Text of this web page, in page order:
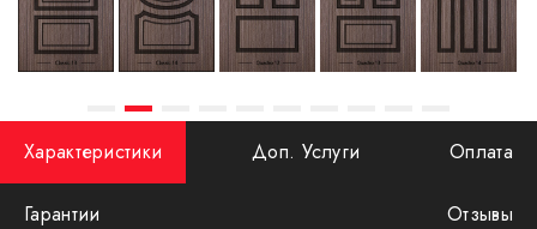
Характеристики Доп. Услуги Оплата
Гарантии Отзывы